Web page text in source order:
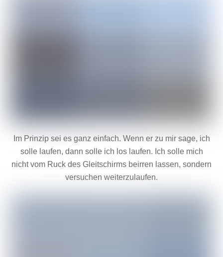
Im Prinzip sei es ganz einfach. Wenn er zu mir sage, ich
solle laufen, dann solle ich los laufen. Ich solle mich
nicht vom Ruck des Gleitschirms beirren lassen, sondern
versuchen weiterzulaufen.